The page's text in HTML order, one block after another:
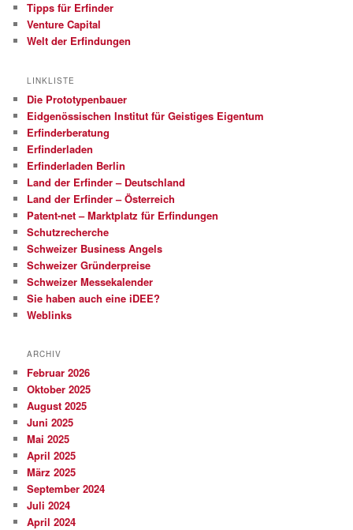
Tipps für Erfinder
Venture Capital
Welt der Erfindungen
LINKLISTE
Die Prototypenbauer
Eidgenössischen Institut für Geistiges Eigentum
Erfinderberatung
Erfinderladen
Erfinderladen Berlin
Land der Erfinder – Deutschland
Land der Erfinder – Österreich
Patent-net – Marktplatz für Erfindungen
Schutzrecherche
Schweizer Business Angels
Schweizer Gründerpreise
Schweizer Messekalender
Sie haben auch eine iDEE?
Weblinks
ARCHIV
Februar 2026
Oktober 2025
August 2025
Juni 2025
Mai 2025
April 2025
März 2025
September 2024
Juli 2024
April 2024